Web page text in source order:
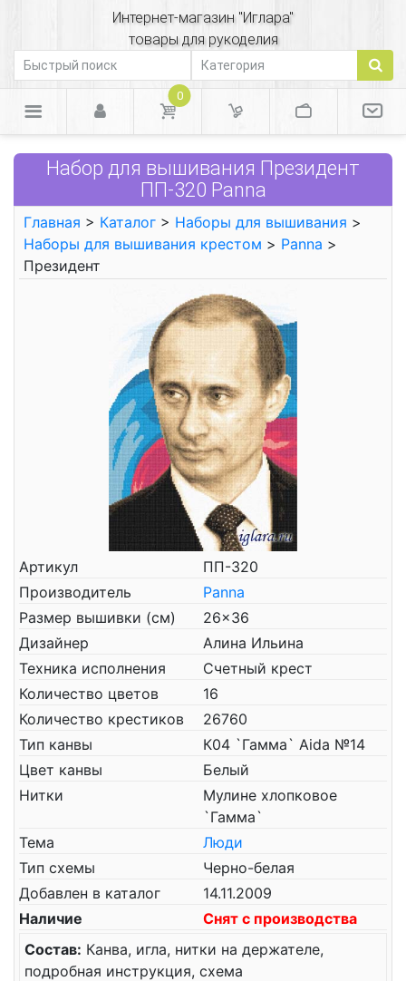
Интернет-магазин "Иглара"
товары для рукоделия
0
Набор для вышивания Президент
ПП-320 Panna
Главная > Каталог > Наборы для вышивания >
Наборы для вышивания крестом > Panna >
Президент
Артикул
ПП-320
Производитель
Panna
Размер вышивки (см)
26x36
Дизайнер
Алина Ильина
Техника исполнения
Счетный крест
Количество цветов
16
Количество крестиков
26760
Тип канвы
К04 `Гамма` Aida №14
Цвет канвы
Белый
Нитки
Мулине хлопковое
`Гамма`
Тема
Люди
Тип схемы
Черно-белая
Добавлен в каталог
14.11.2009
Наличие
Снят с производства
Состав: Канва, игла, нитки на держателе,
подробная инструкция, схема